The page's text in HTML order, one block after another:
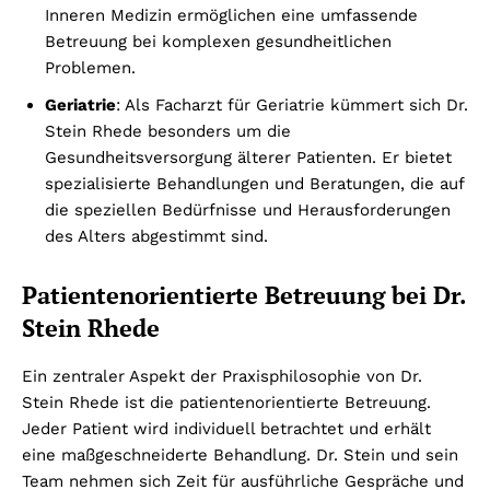
Inneren Medizin ermöglichen eine umfassende
Betreuung bei komplexen gesundheitlichen
Problemen.
Geriatrie: Als Facharzt für Geriatrie kümmert sich Dr.
Stein Rhede besonders um die
Gesundheitsversorgung älterer Patienten. Er bietet
spezialisierte Behandlungen und Beratungen, die auf
die speziellen Bedürfnisse und Herausforderungen
des Alters abgestimmt sind.
Patientenorientierte Betreuung bei Dr.
Stein Rhede
Ein zentraler Aspekt der Praxisphilosophie von Dr.
Stein Rhede ist die patientenorientierte Betreuung.
Jeder Patient wird individuell betrachtet und erhält
eine maßgeschneiderte Behandlung. Dr. Stein und sein
Team nehmen sich Zeit für ausführliche Gespräche und